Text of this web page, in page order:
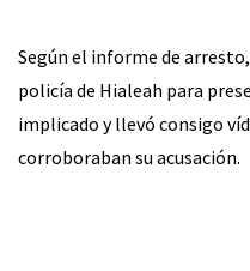
Según el informe de
policía de Hialeah para
implicado y llevó consigo
corroboraban su acusación.